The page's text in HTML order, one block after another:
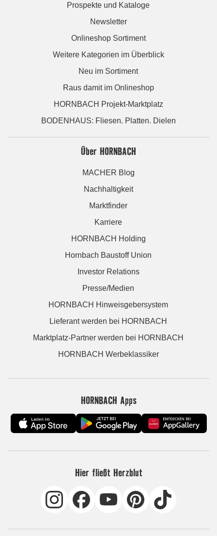
Prospekte und Kataloge
Newsletter
Onlineshop Sortiment
Weitere Kategorien im Überblick
Neu im Sortiment
Raus damit im Onlineshop
HORNBACH Projekt-Marktplatz
BODENHAUS: Fliesen. Platten. Dielen
Über HORNBACH
MACHER Blog
Nachhaltigkeit
Marktfinder
Karriere
HORNBACH Holding
Hornbach Baustoff Union
Investor Relations
Presse/Medien
HORNBACH Hinweisgebersystem
Lieferant werden bei HORNBACH
Marktplatz-Partner werden bei HORNBACH
HORNBACH Werbeklassiker
HORNBACH Apps
Hier fließt Herzblut